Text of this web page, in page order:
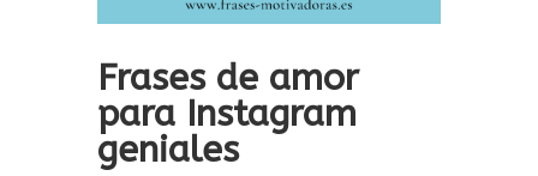
Frases de amor
para Instagram
geniales